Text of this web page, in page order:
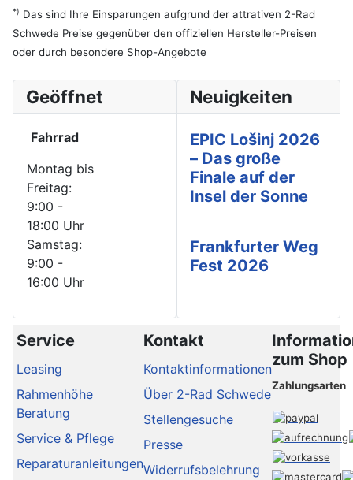
*) Das sind Ihre Einsparungen aufgrund der attrativen 2-Rad
Schwede Preise gegenüber den offiziellen Hersteller-Preisen
oder durch besondere Shop-Angebote
Geöffnet
Fahrrad
Montag bis
Freitag:
9:00 -
18:00 Uhr
Samstag:
9:00 -
16:00 Uhr
Neuigkeiten
EPIC Lošinj 2026
– Das große
Finale auf der
Insel der Sonne
Frankfurter Weg
Fest 2026
Service
Leasing
Rahmenhöhe
Beratung
Service & Pflege
Reparaturanleitungen
Kontakt
Kontaktinformationen
Über 2-Rad Schwede
Stellengesuche
Presse
Widerrufsbelehrung
zum Shop
Zahlungsarten